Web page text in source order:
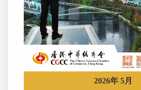
2026年 5月